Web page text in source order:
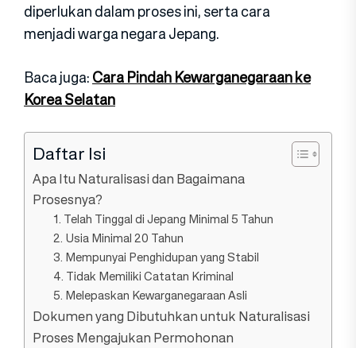
diperlukan dalam proses ini, serta cara
menjadi warga negara Jepang.
Baca juga:Cara Pindah Kewarganegaraan ke
Korea Selatan
Daftar Isi
Apa Itu Naturalisasi dan Bagaimana
Prosesnya?
1. Telah Tinggal di Jepang Minimal 5 Tahun
2. Usia Minimal 20 Tahun
3. Mempunyai Penghidupan yang Stabil
4. Tidak Memiliki Catatan Kriminal
5. Melepaskan Kewarganegaraan Asli
Dokumen yang Dibutuhkan untuk Naturalisasi
Proses Mengajukan Permohonan